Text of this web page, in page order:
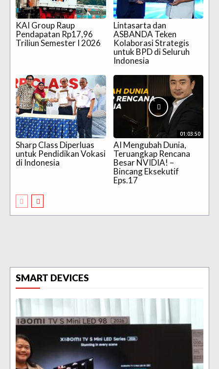
KAI Group Raup
Pendapatan Rp17,96
Triliun Semester I 2026
Lintasarta dan
ASBANDA Teken
Kolaborasi Strategis
untuk BPD di Seluruh
Indonesia
Sharp Class Diperluas
untuk Pendidikan Vokasi
di Indonesia
01:03:50
AI Mengubah Dunia,
Teruangkap Rencana
Besar NVIDIA! –
Bincang Eksekutif
Eps.17
SMART DEVICES